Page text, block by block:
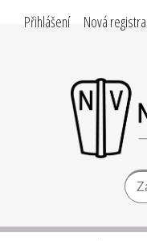
Přihlášení Nová